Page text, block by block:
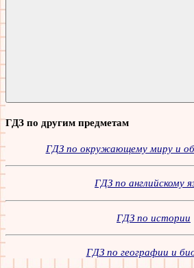
Поиск
ГДЗ по другим предметам
ГДЗ по окружающему миру и
ГДЗ по английскому
ГДЗ по истории
ГДЗ по географии и